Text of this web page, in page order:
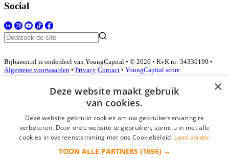
Social
Bijbanen.nl is onderdeel van YoungCapital • © 2026 • KvK nr: 34330199 •
Algemene voorwaarden • Privacy Contact • YoungCapital score
4.3 - 3366 reviews
Inloggen als bedrijf
*
×
Deze website maakt gebruik
van cookies.
Deze website gebruikt cookies om uw gebruikerservaring te
verbeteren. Door onze website te gebruiken, stemt u in met alle
cookies in overeenstemming met ons Cookiebeleid. Lees verder
TOON ALLE PARTNERS (1656) →